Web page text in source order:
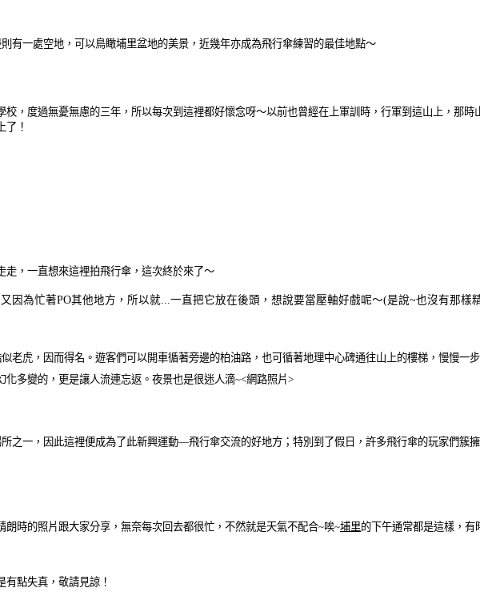
有一處空地，可以鳥瞰埔里盆地的美景，近幾年亦成為飛行傘練習的最佳地點～
，度過無憂無慮的三年，所以每次到這裡都好懷念呀～以前也曾經在上軍訓時，行軍到這山上，那
了！
，一直想來這裡拍飛行傘，這次終於來了～
因為忙著PO其他地方，所以就...一直把它放在後頭，想說要當壓軸好戲呢～(是說~也沒有那樣
老虎，因而得名。遊客們可以開車循著旁邊的柏油路，也可循著地理中心碑通往山上的樓梯，慢慢一
化多變的，更是讓人流連忘返。夜景也是很迷人滴~<網路照片>
之一，因此這裡便成為了此新興運動—飛行傘交流的好地方；特別到了假日，許多飛行傘的玩家們簇
時的照片跟大家分享，無奈每次回去都很忙，不然就是天氣不配合~唉~埔里的下午通常都是這樣，有
點失真，敬請見諒！